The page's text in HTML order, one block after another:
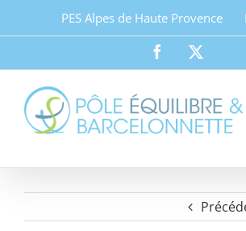
PES Alpes de Haute Provence
Facebook